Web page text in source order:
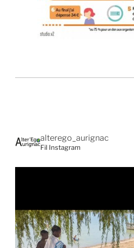
alterego_aurignac
Fil Instagram